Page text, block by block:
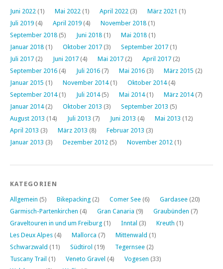
Juni 2022 (1) Mai 2022 (1) April 2022 (3) März 2021 (1)
Juli 2019 (4) April 2019 (4) November 2018 (1)
September 2018 (5) Juni 2018 (1) Mai 2018 (1)
Januar 2018 (1) Oktober 2017 (3) September 2017 (1)
Juli 2017 (2) Juni 2017 (4) Mai 2017 (2) April 2017 (2)
September 2016 (4) Juli 2016 (7) Mai 2016 (3) März 2015 (2)
Januar 2015 (1) November 2014(1) Oktober 2014(4)
September 2014(1) Juli 2014(5) Mai 2014(1) März 2014(7)
Januar 2014(2) Oktober 2013 (3) September 2013 (5)
August 2013 (14) Juli 2013 (7) Juni 2013 (4) Mai 2013 (12)
April 2013 (3) März 2013 (8) Februar 2013 (3)
Januar 2013 (3) Dezember 2012 (5) November 2012 (1)
KATEGORIEN
Allgemein (5) Bikepacking (2) Comer See (6) Gardasee (20)
Garmisch-Partenkirchen (4) Gran Canaria (9) Graubünden (7)
Graveltouren in und um Freiburg (1) Inntal (3) Kreuth (1)
Les Deux Alpes (4) Mallorca (7) Mittenwald (1)
Schwarzwald (11) Südtirol (19) Tegernsee (2)
Tuscany Trail (1) Veneto Gravel (4) Vogesen (33)